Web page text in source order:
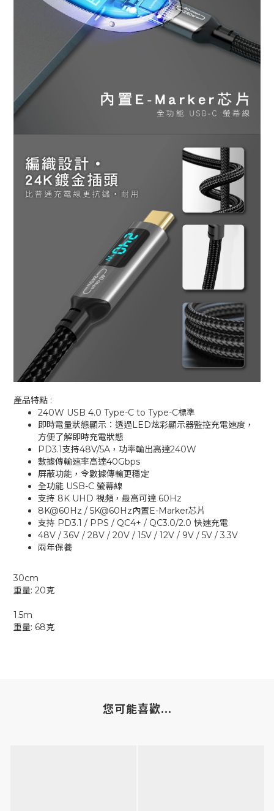
產品特點 :
240W USB 4.0 Type-C to Type-C標準
即時電量狀態顯示：透過LED炫彩顯示器監控充電速度，
方便了解即時充電狀態
PD3.1支持48V/5A，功率輸出高達240W
數據傳輸速率高達40Gbps
屏蔽功能，令數據傳輸更穩定
全功能 USB-C 螢幕線​
支持 8K UHD 視頻，最高可達 60Hz
8K@60Hz / 5K@60Hz內置E-Marker芯片
支持 PD3.1 / PPS / QC4+ / QC3.0/2.0 快速充電
48V / 36V / 28V / 20V / 15V / 12V / 9V / 5V / 3.3V
兩年保養
30cm
重量: 20克
1.5m
重量: 68克
您可能喜歡...